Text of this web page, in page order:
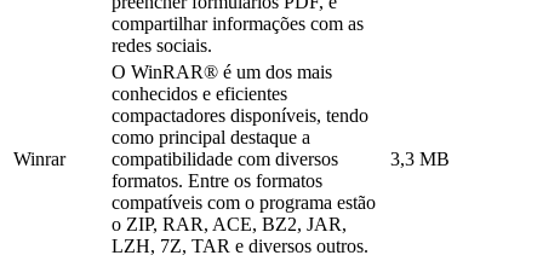
compartilhar informações com as
redes sociais.
Winrar
O WinRAR® é um dos mais
conhecidos e eficientes
compactadores disponíveis, tendo
como principal destaque a
compatibilidade com diversos
formatos. Entre os formatos
compatíveis com o programa estão
o ZIP, RAR, ACE, BZ2, JAR,
LZH, 7Z, TAR e diversos outros.
3,3 MB